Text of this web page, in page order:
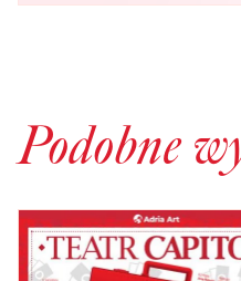
Podobne